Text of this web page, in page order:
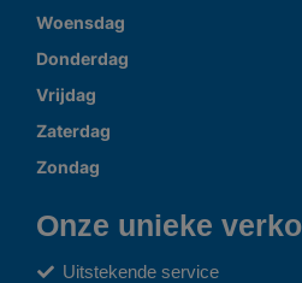
Woensdag
Donderdag
Vrijdag
Zaterdag
Zondag
Onze unieke
Uitstekende service